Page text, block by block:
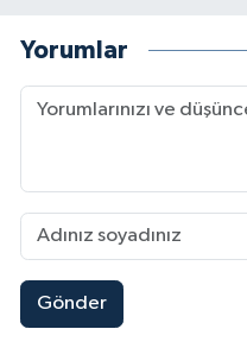
Yorumlar
Gönder